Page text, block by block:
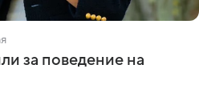
за поведение на